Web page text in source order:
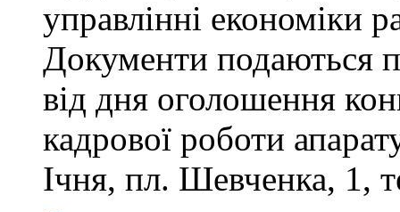
управлінні економіки
Документи подаються
від дня оголошення
кадрової роботи
Ічня, пл. Шевченка, 1,